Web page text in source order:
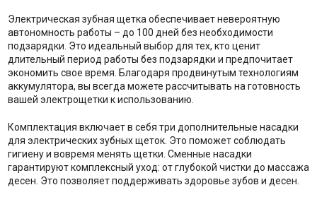
Электрическая зубная щетка обеспечивает невероятную
автономность работы – до 100 дней без необходимости
подзарядки. Это идеальный выбор для тех, кто ценит
длительный период работы без подзарядки и предпочитает
экономить свое время. Благодаря продвинутым технологиям
аккумулятора, вы всегда можете рассчитывать на готовность
вашей электрощетки к использованию.
Комплектация включает в себя три дополнительные насадки
для электрических зубных щеток. Это поможет соблюдать
гигиену и вовремя менять щетки. Сменные насадки
гарантируют комплексный уход: от глубокой чистки до массажа
десен. Это позволяет поддерживать здоровье зубов и десен.